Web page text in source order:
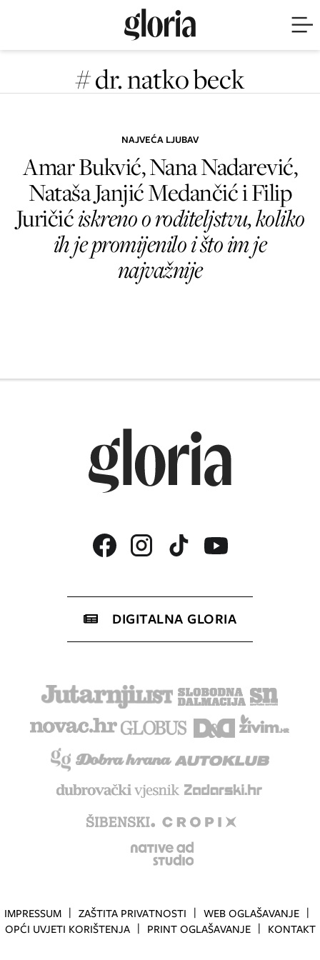
# dr. natko beck
NAJVEĆA LJUBAV
Amar Bukvić, Nana Nadarević,
Nataša Janjić Medančić i Filip
Juričićiskreno o roditeljstvu, koliko
ih je promijenilo i što im je
najvažnije
DIGITALNA GLORIA
IMPRESSUM ZAŠTITA PRIVATNOSTI
WEB OGLAŠAVANJE
OPĆI UVJETI KORIŠTENJA
PRINT OGLAŠAVANJE KONTAKT